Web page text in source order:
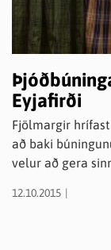
Eyjafirði
Fjölmargir
að baki
velur að gera
að taka þátt í
12.10.2015